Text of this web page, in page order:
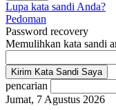
Lupa kata sandi Anda?
Pedoman
Password recovery
Memulihkan kata sandi
pencarian
Jumat, 7 Agustus 2026